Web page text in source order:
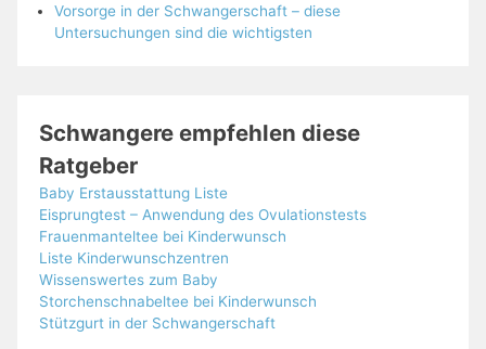
Vorsorge in der Schwangerschaft – diese
Untersuchungen sind die wichtigsten
Schwangere empfehlen diese
Ratgeber
Baby Erstausstattung Liste
Eisprungtest – Anwendung des Ovulationstests
Frauenmanteltee bei Kinderwunsch
Liste Kinderwunschzentren
Wissenswertes zum Baby
Storchenschnabeltee bei Kinderwunsch
Stützgurt in der Schwangerschaft